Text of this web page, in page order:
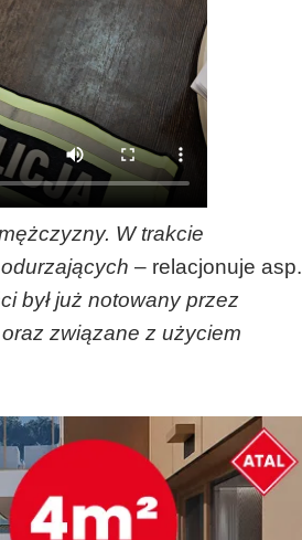
W trakcie
– relacjonuje asp.
był już notowany przez
związane z użyciem